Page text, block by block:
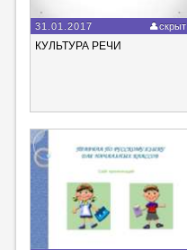
31.01.2017 скрыт
КУЛЬТУРА РЕЧИ